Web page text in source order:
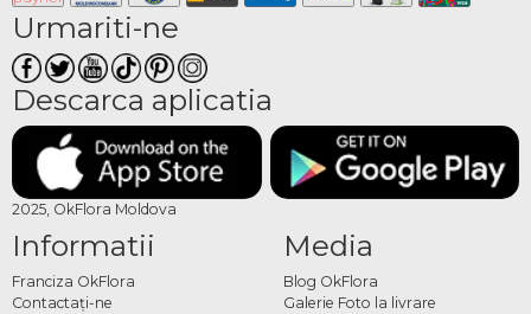
Urmariti-ne
Descarca aplicatia
2025, OkFlora Moldova
Informatii
Franciza OkFlora
Contactaţi-ne
Media
Blog OkFlora
Galerie Foto la livrare